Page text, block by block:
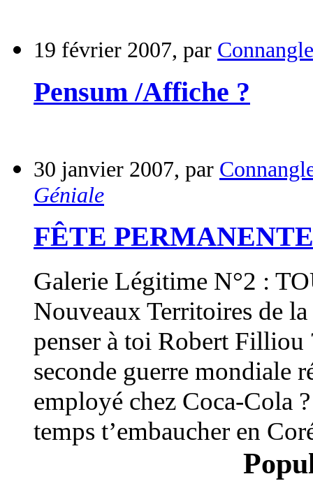
19 février 2007, par Connangle
Pensum /Affiche ?
30 janvier 2007, par
Géniale
FÊTE
Galerie Légitime N°2 :
Nouveaux Territoires de
penser à toi Robert Filliou
seconde guerre mondiale
employé chez Coca-Cola
temps t’embaucher en